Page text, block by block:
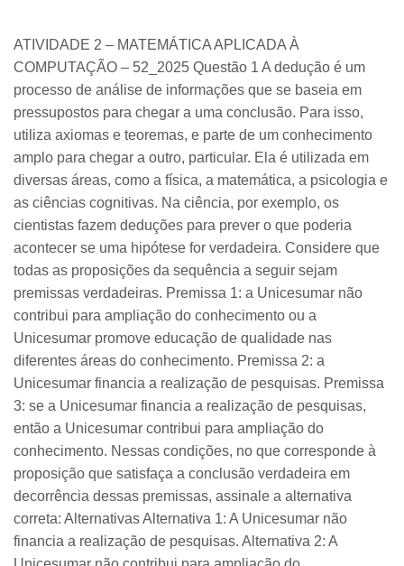
ATIVIDADE 2 – MATEMÁTICA APLICADA À
COMPUTAÇÃO – 52_2025 Questão 1 A dedução é um
processo de análise de informações que se baseia em
pressupostos para chegar a uma conclusão. Para isso,
utiliza axiomas e teoremas, e parte de um conhecimento
amplo para chegar a outro, particular. Ela é utilizada em
diversas áreas, como a física, a matemática, a psicologia e
as ciências cognitivas. Na ciência, por exemplo, os
cientistas fazem deduções para prever o que poderia
acontecer se uma hipótese for verdadeira. Considere que
todas as proposições da sequência a seguir sejam
premissas verdadeiras. Premissa 1: a Unicesumar não
contribui para ampliação do conhecimento ou a
Unicesumar promove educação de qualidade nas
diferentes áreas do conhecimento. Premissa 2: a
Unicesumar financia a realização de pesquisas. Premissa
3: se a Unicesumar financia a realização de pesquisas,
então a Unicesumar contribui para ampliação do
conhecimento. Nessas condições, no que corresponde à
proposição que satisfaça a conclusão verdadeira em
decorrência dessas premissas, assinale a alternativa
correta: Alternativas Alternativa 1: A Unicesumar não
financia a realização de pesquisas. Alternativa 2: A